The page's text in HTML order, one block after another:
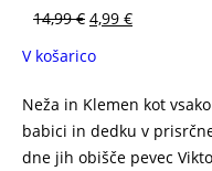
14,99€ 4,99 €
V košarico
Neža in Klemen kot
babici in dedku v
dne jih obišče pevec